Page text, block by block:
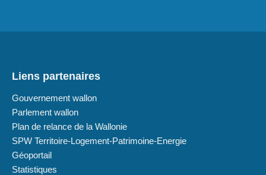
Liens partenaires
Gouvernement wallon
Parlement wallon
Plan de relance de la Wallonie
SPW Territoire-Logement-Patrimoine-Energie
Géoportail
Statistiques